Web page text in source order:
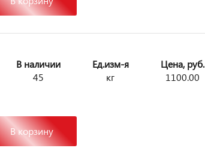
В наличии
45
Ед.изм-я
кг
Цена, руб.
1100.00
В корзину